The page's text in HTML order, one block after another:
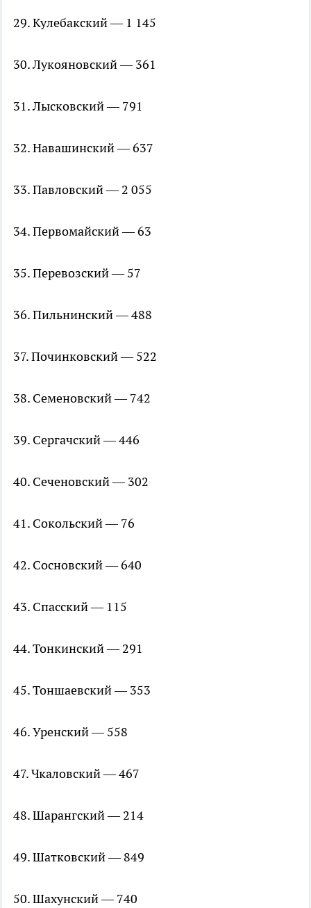
29. Кулебакский — 1 145
30. Лукояновский — 361
31. Лысковский — 791
32. Навашинский — 637
33. Павловский — 2 055
34. Первомайский — 63
35. Перевозский — 57
36. Пильнинский — 488
37. Починковский — 522
38. Семеновский — 742
39. Сергачский — 446
40. Сеченовский — 302
41. Сокольский — 76
42. Сосновский — 640
43. Спасский — 115
44. Тонкинский — 291
45. Тоншаевский — 353
46. Уренский — 558
47. Чкаловский — 467
48. Шарангский — 214
49. Шатковский — 849
50. Шахунский — 740